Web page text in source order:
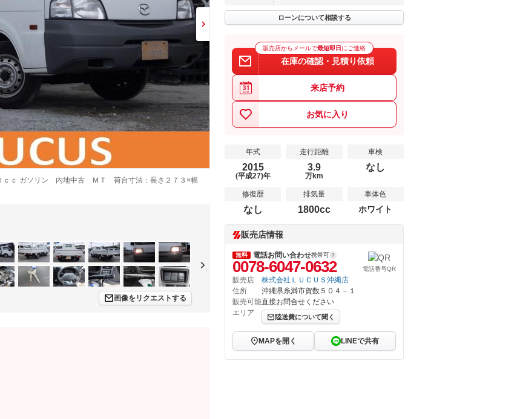
ｃ ガソリン 内地中古 ＭＴ 荷台寸法：長さ２７３×幅
画像をリクエストする
ローンについて相談する
販売店からメールで最短即日 にご連絡
在庫の確認・見積り依頼
来店予約
お気に入り
年式
2015
(平成27)年
走行距離
3.9
万km
車検
なし
修復歴
なし
排気量
1800cc
車体色
ホワイト
販売店情報
無料 電話お問い合わせ携帯可
0078-6047-0632 電話番号QR
販売店
株式会社ＬＵＣＵＳ沖縄店
住所
沖縄県糸満市賀数５０４－１
販売可能
エリア
直接お問合せください
陸送費について聞く
MAPを開く LINEで共有